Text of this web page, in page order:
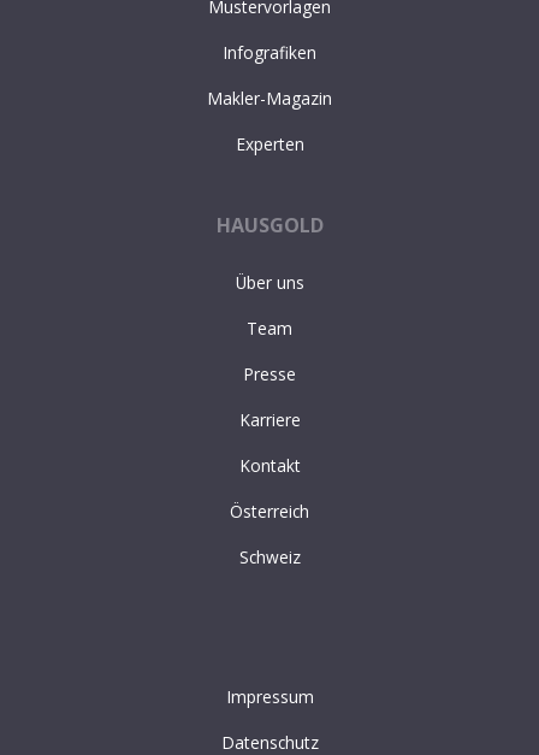
Mustervorlagen
Infografiken
Makler-Magazin
Experten
HAUSGOLD
Über uns
Team
Presse
Karriere
Kontakt
Österreich
Schweiz
Impressum
Datenschutz